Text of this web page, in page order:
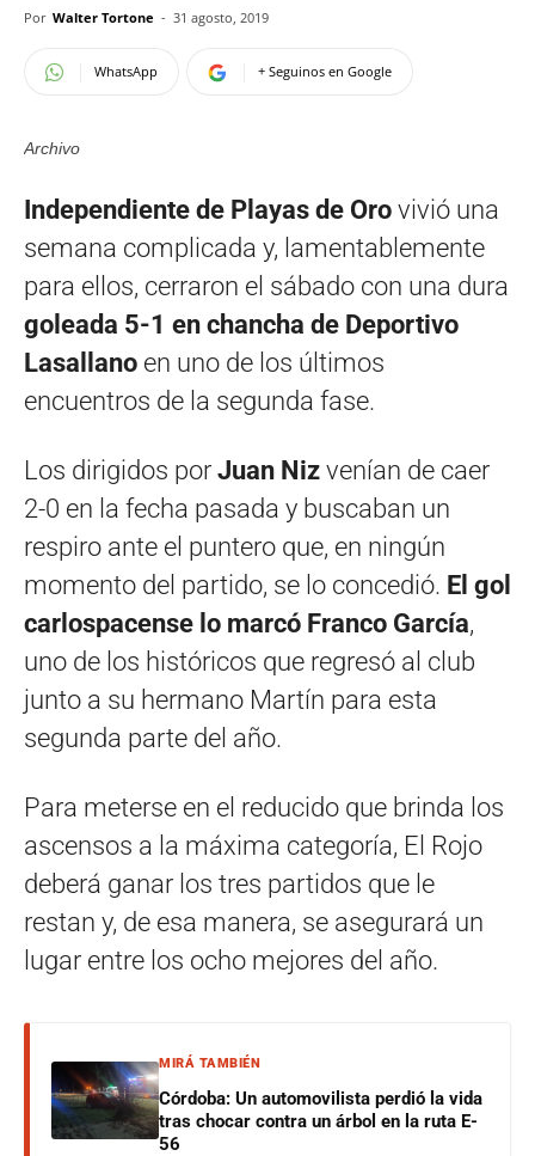
Por Walter Tortone - 31 agosto, 2019
WhatsApp + Seguinos en Google
Archivo
Independiente de Playas de Oro vivió una
semana complicada y, lamentablemente
para ellos, cerraron el sábado con una dura
goleada 5-1 en chancha de Deportivo
Lasallano en uno de los últimos
encuentros de la segunda fase.
Los dirigidos por Juan Niz venían de caer
2-0 en la fecha pasada y buscaban un
respiro ante el puntero que, en ningún
momento del partido, se lo concedió. E l gol
carlospacense lo marcó Franco García,
uno de los históricos que regresó al club
junto a su hermano Martín para esta
segunda parte del año.
Para meterse en el reducido que brinda los
ascensos a la máxima categoría, El Rojo
deberá ganar los tres partidos que le
restan y, de esa manera, se asegurará un
lugar entre los ocho mejores del año.
MIRÁ TAMBIÉN
Córdoba: Un automovilista perdió la vida
tras chocar contra un árbol en la ruta E-
56